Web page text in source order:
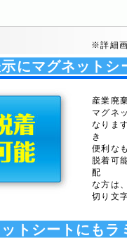
※詳細
にマグネットシ
産業廃
マグネ
なりま
き
便利な
脱着可
配
な方は
切り文
トシートにもラ